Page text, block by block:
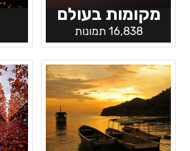
מקומות בעולם
16,838 תמונות